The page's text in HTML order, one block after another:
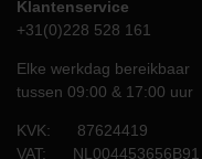
Klantenservice
+31(0)228 528 161
Elke werkdag bereikbaar
tussen 09:00 & 17:00 uur
KVK: 87624419
VAT: NL004453656B91